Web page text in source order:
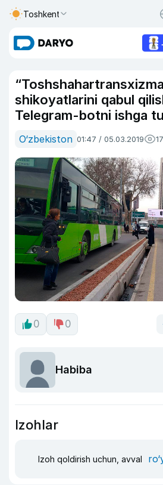
Toshkent
shikoyatlarini qabul
Telegram-botni ishga
O‘zbekiston 01:47 / 05.03.2019
0 0
Habiba
Izohlar
Izoh qoldirish uchun, avval